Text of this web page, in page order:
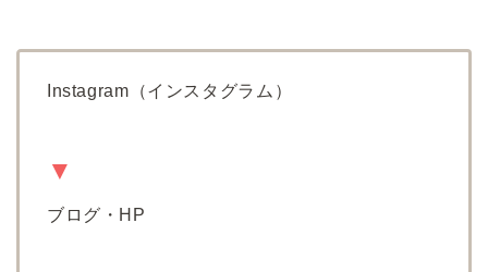
Instagram（インスタグラム）
▼
ブログ・HP